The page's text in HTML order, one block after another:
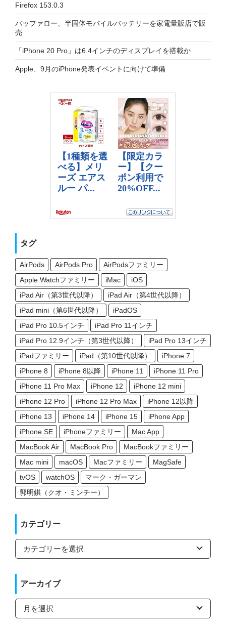
Firefox 153.0.3
バッファロー、半固体モバイルバッテリーを家電量販店で販
売
「iPhone 20 Pro」は6.4インチのディスプレイを搭載か
Apple、9月のiPhone発表イベントに向けて準備
タグ
AirPods AirPods Pro
AirPodsファミリー
Apple Watchファミリー
iMac
iOS
iPad Air（第3世代以降）
iPad Air（第4世代以降）
iPad mini（第6世代以降）
iPadOS
iPad Pro 10.5インチ
iPad Pro 11インチ
iPad Pro 12.9インチ（第3世代以降）
iPad Pro 13インチ
iPadファミリー
iPad（第10世代以降）
iPhone 7
iPhone 8
iPhone 8以降 iPhone 11
iPhone 11 Pro
iPhone 11 Pro Max
iPhone 12
iPhone 12 mini
iPhone 12 Pro
iPhone 12 Pro Max
iPhone 12以降
iPhone 13
iPhone 14 iPhone 15
iPhone App
iPhone SE
iPhoneファミリー
Mac App
MacBook Air
MacBook Pro
MacBookファミリー
Mac mini
macOS Macファミリー
MagSafe
tvOS
watchOS
マーク・ガーマン
郭明錤（クオ・ミンチー）
カテゴリー
カ
ゴ
ー
アーカイブ
ア
カ